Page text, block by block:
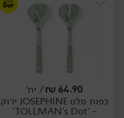
יח׳
64.90
₪/ יח׳
כפות סלט JOSEPHINE ירוק
- 'TOLLMAN's Dot'